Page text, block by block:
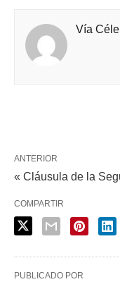
Vía
ANTERIOR
« Cláusula de la
COMPARTIR
PUBLICADO POR